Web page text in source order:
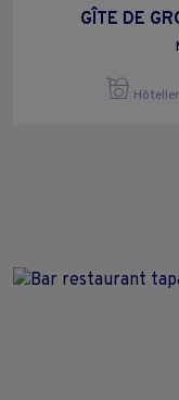
GÎTE DE